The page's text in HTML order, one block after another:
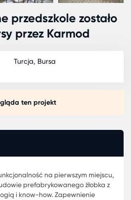
przedszkole zostało
przez Karmod
Turcja, Bursa
ten projekt